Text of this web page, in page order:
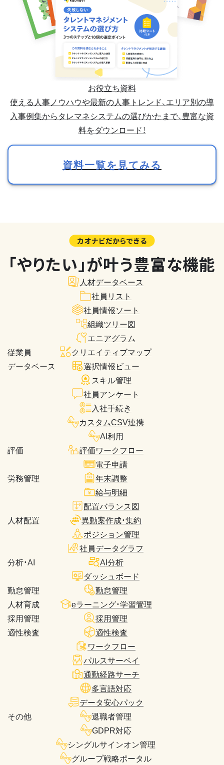
お役立ち資料
使える人事ノウハウや最新の人事トレンド、エリア別の導
入事例集からタレマネシステムの選びかたまで、豊富な資
料をダウンロード！
資料一覧を見てみる
カオナビだからできる
「やりたい」が叶う豊富な機能
従業員
データベース
人材データベース
社員リスト
社員情報ソート
組織ツリー図
エニアグラム
クリエイティブマップ
選択情報ビュー
スキル管理
社員アンケート
入社手続き
カスタムCSV連携
AI利用
評価
評価ワークフロー
労務管理
電子申請
年末調整
給与明細
人材配置
配置バランス図
異動案作成・集約
ポジション管理
分析・AI
社員データグラフ
AI分析
ダッシュボード
勤怠管理
勤怠管理
人材育成
eラーニング・学習管理
採用管理
採用管理
適性検査
適性検査
その他
ワークフロー
パルスサーベイ
通勤経路サーチ
多言語対応
データ安心パック
退職者管理
GDPR対応
シングルサインオン管理
グループ戦略ポータル